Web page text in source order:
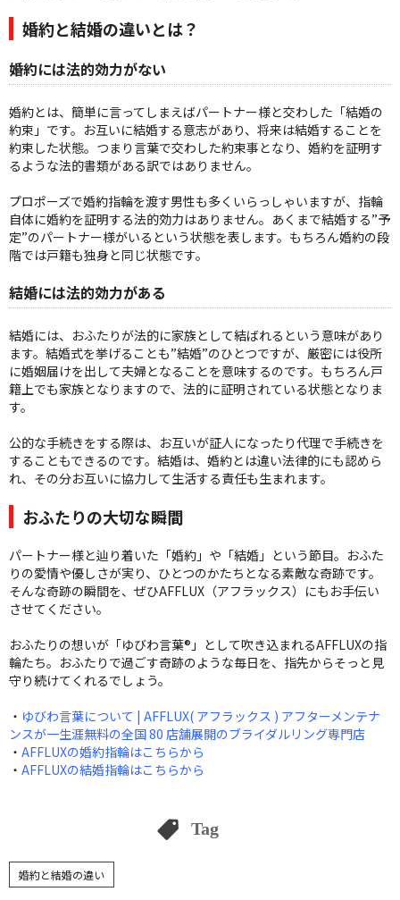
婚約と結婚の違いとは？
婚約には法的効力がない
婚約とは、簡単に言ってしまえばパートナー様と交わした「結婚の
約束」です。お互いに結婚する意志があり、将来は結婚することを
約束した状態。つまり言葉で交わした約束事となり、婚約を証明す
るような法的書類がある訳ではありません。
プロポーズで婚約指輪を渡す男性も多くいらっしゃいますが、指輪
自体に婚約を証明する法的効力はありません。あくまで結婚する”予
定”のパートナー様がいるという状態を表します。もちろん婚約の段
階では戸籍も独身と同じ状態です。
結婚には法的効力がある
結婚には、おふたりが法的に家族として結ばれるという意味があり
ます。結婚式を挙げることも”結婚”のひとつですが、厳密には役所
に婚姻届けを出して夫婦となることを意味するのです。もちろん戸
籍上でも家族となりますので、法的に証明されている状態となりま
す。
公的な手続きをする際は、お互いが証人になったり代理で手続きを
することもできるのです。結婚は、婚約とは違い法律的にも認めら
れ、その分お互いに協力して生活する責任も生まれます。
おふたりの大切な瞬間
パートナー様と辿り着いた「婚約」や「結婚」という節目。おふた
りの愛情や優しさが実り、ひとつのかたちとなる素敵な奇跡です。
そんな奇跡の瞬間を、ぜひAFFLUX（アフラックス）にもお手伝い
させてください。
おふたりの想いが「ゆびわ言葉®」として吹き込まれるAFFLUXの指
輪たち。おふたりで過ごす奇跡のような毎日を、指先からそっと見
守り続けてくれるでしょう。
・ ゆびわ言葉について | AFFLUX( アフラックス ) アフターメンテナ
ンスが一生涯無料の全国 80 店舗展開のブライダルリング専門店
・ AFFLUXの婚約指輪はこちらから
・ AFFLUXの結婚指輪はこちらから
Tag
婚約と結婚の違い